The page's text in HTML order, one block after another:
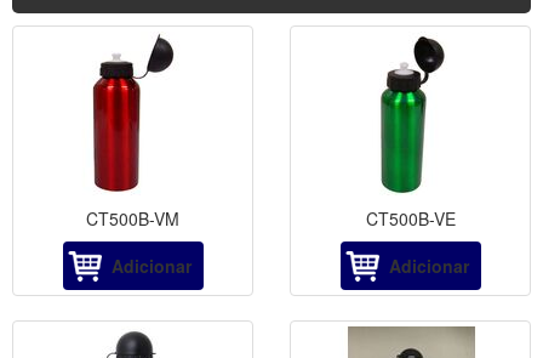
CT500B-VM
Adicionar
CT500B-VE
Adicionar